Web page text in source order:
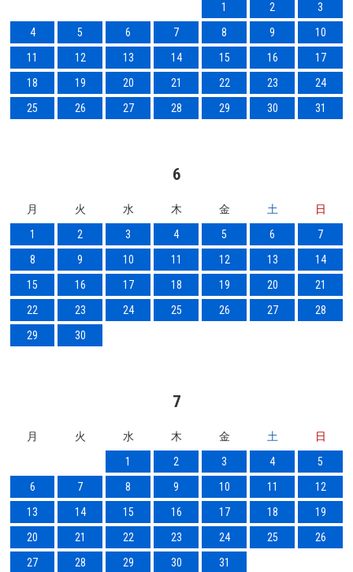
1
2
3
4
5 6 7 8 9
10
11
12 13 14 15 16
17
18
19 20 21 22 23
24
25
26 27 28 29 30 31
6
月 火 水 木 金 土
日
1
2 3 4 5 6
7
8
9 10 11 12 13
14
15
16 17 18 19 20
21
22
23 24 25 26 27
28
29
30
7
月 火 水 木 金 土
日
1
2 3 4
5
6
7 8 9 10 11
12
13
14 15 16 17 18
19
20
21 22 23 24 25
26
27
28 29 30 31